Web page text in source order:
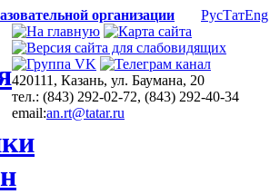
организации РусТатEng
420111, Казань, ул. Баумана, 20
тел.: (843) 292-02-72, (843) 292-40-34
email:an.rt@tatar.ru